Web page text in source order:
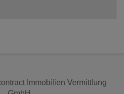
Immobilien Vermittlung